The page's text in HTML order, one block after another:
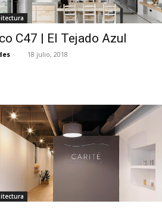
C47 | El Tejado Azul
- 18 julio, 2018